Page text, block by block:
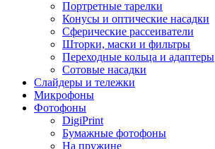
Портретные тарелки
Конусы и оптические насадки
Сферические рассеиватели
Шторки, маски и фильтры
Переходные кольца и адаптеры
Сотовые насадки
Слайдеры и тележки
Микрофоны
Фотофоны
DigiPrint
Бумажные фотофоны
На пружине